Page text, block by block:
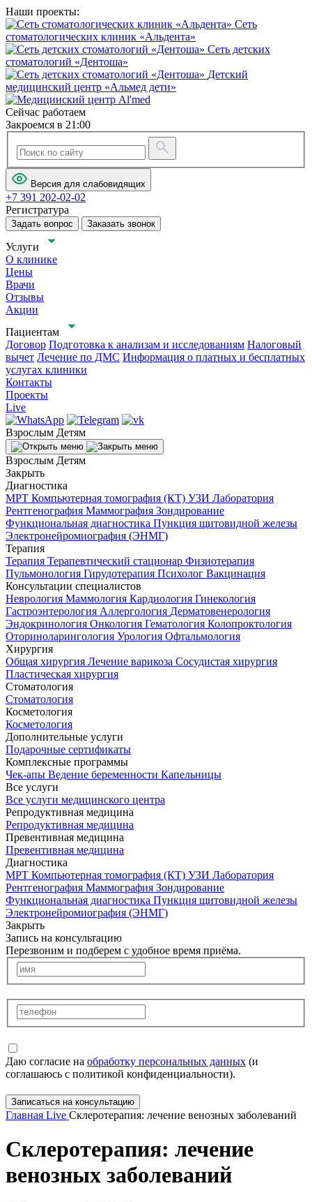
Наши проекты:
Сеть
стоматологических клиник «Альдента»
Сеть детских
стоматологий «Дентоша»
Детский
медицинский центр «Альмед дети»
Сейчас работаем
Закроемся в 21:00
Версия для слабовидящих
+7 391 202-02-02
Регистратура
Задать вопрос Заказать звонок
Услуги
О клинике
Цены
Врачи
Отзывы
Акции
Пациентам
Договор Подготовка к анализам и исследованиям Налоговый
вычет Лечение по ДМС Информация о платных и бесплатных
услугах клиники
Контакты
Проекты
Live
Взрослым Детям
Взрослым Детям
Закрыть
Диагностика
МРТ Компьютерная томография (КТ) УЗИ Лаборатория
Рентгенография Маммография Зондирование
Функциональная диагностика Пункция щитовидной железы
Электронейромиография (ЭНМГ)
Терапия
Терапия Терапевтический стационар Физиотерапия
Пульмонология Гирудотерапия Психолог Вакцинация
Консультации специалистов
Неврология Маммология Кардиология Гинекология
Гастроэнтерология Аллергология Дерматовенерология
Эндокринология Онкология Гематология Колопроктология
Оториноларингология Урология Офтальмология
Хирургия
Общая хирургия Лечение варикоза Сосудистая хирургия
Пластическая хирургия
Стоматология
Стоматология
Косметология
Косметология
Дополнительные услуги
Подарочные сертификаты
Комплексные программы
Чек-апы Ведение беременности Капельницы
Все услуги
Все услуги медицинского центра
Репродуктивная медицина
Репродуктивная медицина
Превентивная медицина
Превентивная медицина
Диагностика
МРТ Компьютерная томография (КТ) УЗИ Лаборатория
Рентгенография Маммография Зондирование
Функциональная диагностика Пункция щитовидной железы
Электронейромиография (ЭНМГ)
Закрыть
Запись на консультацию
Перезвоним и подберем с удобное время приёма.
Даю согласие на обработку персональных данных (и
соглашаюсь с политикой конфиденциальности).
Записаться на консультацию
Главная Live Склеротерапия: лечение венозных заболеваний
Склеротерапия: лечение
венозных заболеваний